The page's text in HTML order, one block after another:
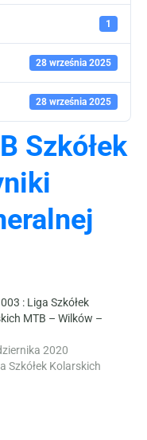
1
28 września 2025
28 września 2025
Szkółek
: Liga Szkółek
MTB – Wilków –
2020
Szkółek Kolarskich